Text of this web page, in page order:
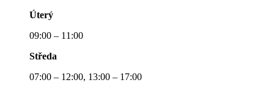
Úterý
09:00 – 11:00
Středa
07:00 – 12:00, 13:00 – 17:00